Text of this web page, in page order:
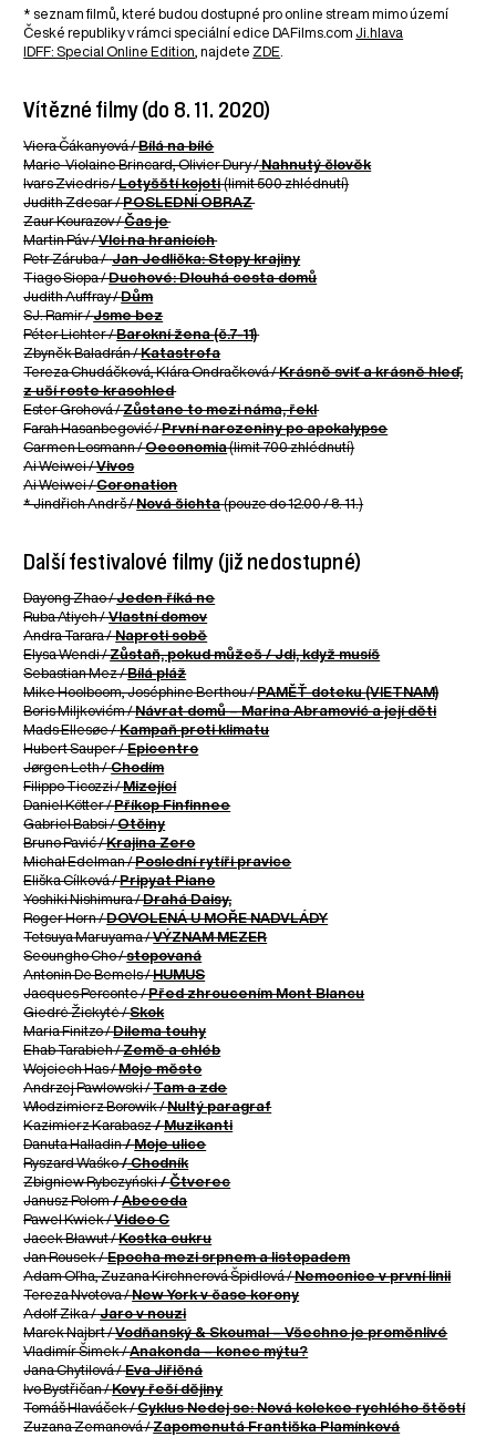
* seznam filmů, které budou dostupné pro online stream mimo území
České republiky v rámci speciální edice DAFilms.com Ji.hlava
IDFF: Special Online Edition , najdete ZDE
Vítězné filmy (do 8. 11. 2020)
Viera Čákanyová /Bílá na bílé
Marie-Violaine Brincard, Olivier Dury /Nahnutý člověk
Ivars Zviedris /Lotyšští kojoti (limit 500 zhlédnutí)
Judith Zdesar /POSLEDNÍ OBRAZ
Zaur Kourazov /Čas je
Martin Páv /Vlci na hranicích
Petr Záruba / Jan Jedlička: Stopy krajiny
Tiago Siopa /Duchové: Dlouhá cesta domů
Judith Auffray /Dům
SJ. Ramir /Jsme bez
Péter Lichter /Barokní žena (č.7-11)
Zbyněk Baladrán /Katastrofa
Tereza Chudáčková, Klára Ondračková /Krásně sviť a krásně hleď,
z uší roste krasohled
Ester Grohová /Zůstane to mezi náma, řekl
Farah Hasanbegović /První narozeniny po apokalypse
Carmen Losmann /Oeconomia(limit 700 zhlédnutí)
Ai Weiwei /Vivos
Ai Weiwei /Coronation
* Jindřich Andrš /Nová šichta (pouze do 12.00 / 8. 11.)
Další festivalové filmy (již nedostupné)
Dayong Zhao /Jeden říká ne
Ruba Atiyeh / Vlastní domov
Andra Tarara / Naproti sobě
Elysa Wendi /Zůstaň, pokud můžeš / Jdi, když musíš
Sebastian Mez /Bílá pláž
Mike Hoolboom, Joséphine Berthou /PAMĚŤ doteku (VIETNAM)
Boris Miljkovićm /Návrat domů – Marina Abramović a její děti
Mads Ellesøe / Kampaň proti klimatu
Hubert Sauper / Epicentro
Jørgen Leth / Chodím
Filippo Ticozzi /Mizející
Daniel Kötter /Příkop Finfinnee
Gabriel Babsi /Otčiny
Bruno Pavić /Krajina Zero
Michał Edelman /Poslední rytíři pravice
Eliška Cílková /Pripyat Piano
Yoshiki Nishimura /Drahá Daisy,
Roger Horn /DOVOLENÁ U MOŘE NADVLÁDY
Tetsuya Maruyama /VÝZNAM MEZER
Seoungho Cho /stopovaná
Antonin De Bemels /HUMUS
Jacques Perconte /Před zhroucením Mont Blancu
Giedrė Žickytė /Skok
Maria Finitzo /Dilema touhy
Ehab Tarabieh /Země a chléb
Wojciech Has /Moje město
Andrzej Pawlowski /Tam a zde
Włodzimierz Borowik /Nultý paragraf
Kazimierz Karabasz/Muzikanti
Danuta Halladin/Moje ulice
Ryszard Waśko/Chodník
Zbigniew Rybczyński/Čtverec
Janusz Polom/Abeceda
Pawel Kwiek /Video C
Jacek Bławut /Kostka cukru
Jan Rousek / Epocha mezi srpnem a listopadem
Adam Oľha, Zuzana Kirchnerová Špidlová /Nemocnice v první linii
Tereza Nvotova /New York v čase korony
Adolf Zika / Jaro v nouzi
Marek Najbrt /Vodňanský & Skoumal – Všechno je proměnlivé
Vladimír Šimek /Anakonda – konec mýtu?
Jana Chytilová / Eva Jiřičná
Ivo Bystřičan /Kovy řeší dějiny
Tomáš Hlaváček /Cyklus Nedej se: Nová kolekce rychlého štěstí
Zuzana Zemanová /Zapomenutá Františka Plamínková